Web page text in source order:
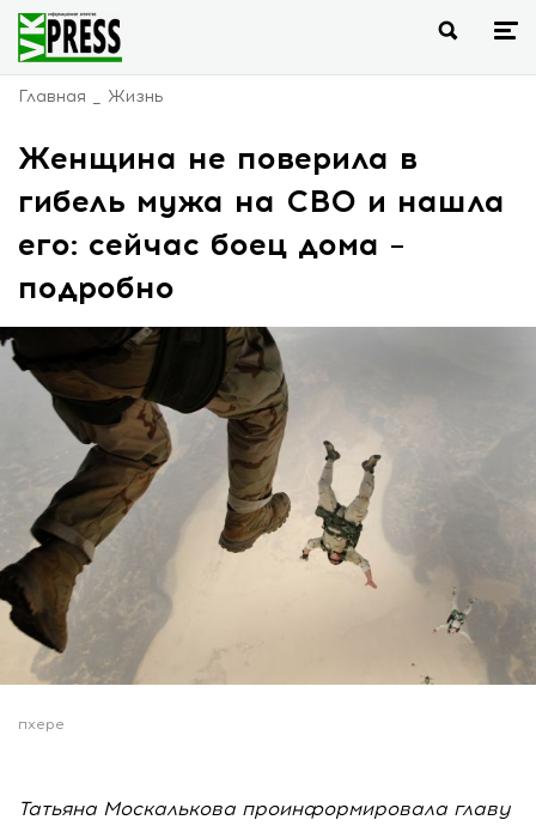
Главная Жизнь
Женщина не поверила в
гибель мужа на СВО и нашла
его: сейчас боец дома –
подробно
пхере
Татьяна Москалькова проинформировала главу